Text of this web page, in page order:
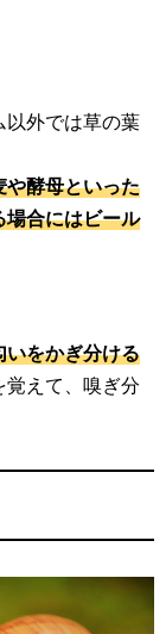
以外では草の葉
や酵母といった
場合にはビール
いをかぎ分ける
えて、嗅ぎ分